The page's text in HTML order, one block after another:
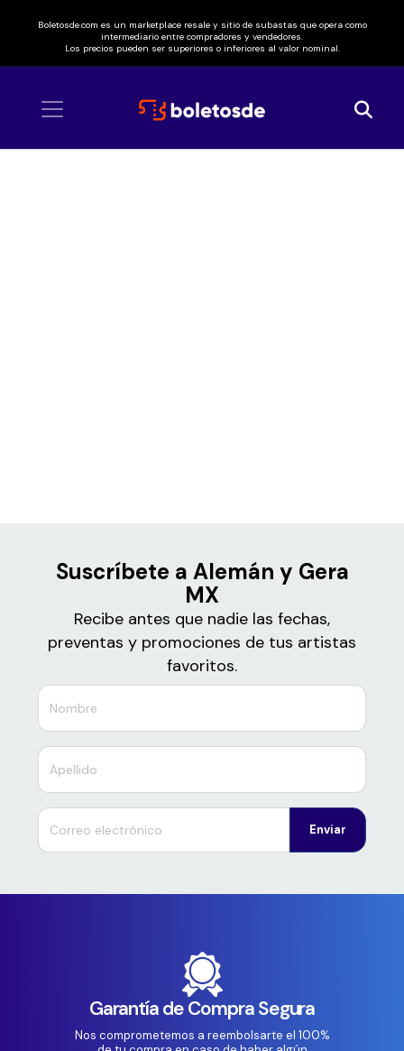
Boletosde.com es un marketplace resale y sitio de subastas que opera como
intermediario entre compradores y vendedores.
Los precios pueden ser superiores o inferiores al valor nominal.
Suscríbete a Alemán y Gera
MX
Recibe antes que nadie las fechas,
preventas y promociones de tus artistas
favoritos.
Enviar
Garantía de Compra Segura
Nos comprometemos a reembolsarte el 100%